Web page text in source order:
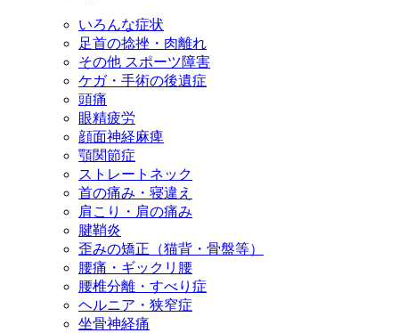
いろんな症状
足首の捻挫・肉離れ
その他 スポーツ障害
ケガ・手術の後遺症
頭痛
眼精疲労
顔面神経麻痺
顎関節症
ストレートネック
首の痛み・寝違え
肩こり・肩の痛み
腱鞘炎
歪みの矯正（猫背・骨盤等）
腰痛・ギックリ腰
腰椎分離・すべり症
ヘルニア・狭窄症
坐骨神経痛